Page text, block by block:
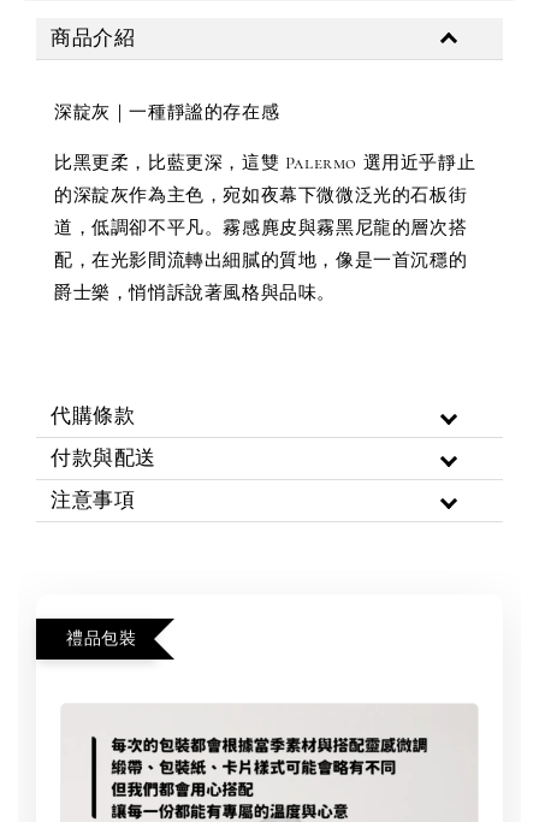
商品介紹
深靛灰｜一種靜謐的存在感
比黑更柔，比藍更深，這雙 Palermo 選用近乎靜止
的深靛灰作為主色，宛如夜幕下微微泛光的石板街
道，低調卻不平凡。霧感麂皮與霧黑尼龍的層次搭
配，在光影間流轉出細膩的質地，像是一首沉穩的
爵士樂，悄悄訴說著風格與品味。
代購條款
付款與配送
注意事項
禮品包裝